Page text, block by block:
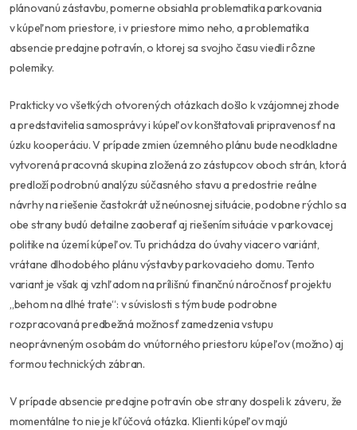
plánovanú zástavbu, pomerne obsiahla problematika parkovania
v kúpeľnom priestore, i v priestore mimo neho, a problematika
absencie predajne potravín, o ktorej sa svojho času viedli rôzne
polemiky.
Prakticky vo všetkých otvorených otázkach došlo k vzájomnej zhode
a predstavitelia samosprávy i kúpeľov konštatovali pripravenosť na
úzku kooperáciu. V prípade zmien územného plánu bude neodkladne
vytvorená pracovná skupina zložená zo zástupcov oboch strán, ktorá
predloží podrobnú analýzu súčasného stavu a predostrie reálne
návrhy na riešenie častokrát už neúnosnej situácie, podobne rýchlo sa
obe strany budú detailne zaoberať aj riešením situácie v parkovacej
politike na území kúpeľov. Tu prichádza do úvahy viacero variánt,
vrátane dlhodobého plánu výstavby parkovacieho domu. Tento
variant je však aj vzhľadom na prílišnú finančnú náročnosť projektu
„behom na dlhé trate“: v súvislosti s tým bude podrobne
rozpracovaná predbežná možnosť zamedzenia vstupu
neoprávneným osobám do vnútorného priestoru kúpeľov (možno) aj
formou technických zábran.
V prípade absencie predajne potravín obe strany dospeli k záveru, že
momentálne to nie je kľúčová otázka. Klienti kúpeľov majú